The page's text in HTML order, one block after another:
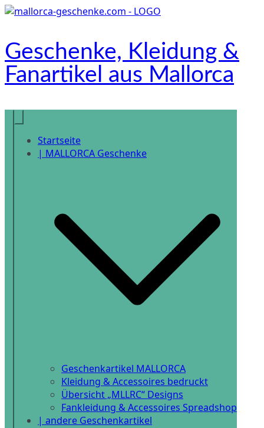
Zum
Geschenke, Kleidung &
Fanartikel aus Mallorca
Onlineshop
Startseite
| MALLORCA Geschenke
Geschenkartikel MALLORCA
Kleidung & Accessoires bedruckt
Übersicht „MLLRC“ Designs
Fankleidung & Accessoires Spreadshop
| andere Geschenkartikel